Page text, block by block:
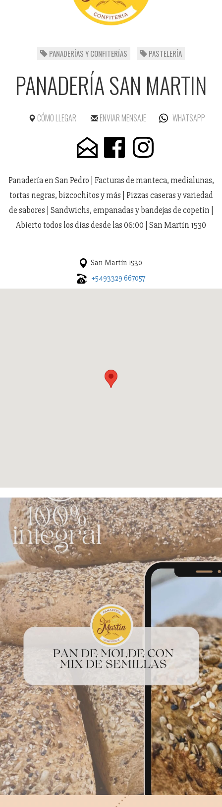
PANADERÍAS Y CONFITERÍAS PASTELERÍA
PANADERÍA SAN MARTIN
CÓMO LLEGAR ENVIAR MENSAJE WHATSAPP
Panadería en San Pedro | Facturas de manteca, medialunas,
tortas negras, bizcochitos y más | Pizzas caseras y variedad
de sabores | Sandwichs, empanadas y bandejas de copetín |
Abierto todos los días desde las 06:00 | San Martín 1530
San Martín 1530
+5493329 667057